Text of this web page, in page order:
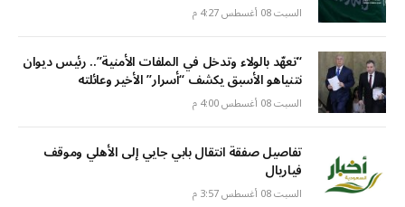
السبت 08 أغسطس 4:27 م
“تعهّد بالولاء وتدخل في الملفات الأمنية”.. رئيس ديوان
نتنياهو الأسبق يكشف “أسرار” الأخير وعائلته
السبت 08 أغسطس 4:00 م
تفاصيل صفقة انتقال بابي جايي إلى الأهلي وموقف
فياريال
السبت 08 أغسطس 3:57 م